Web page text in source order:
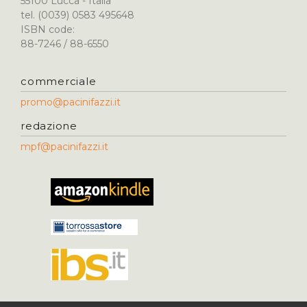
tel. (0039) 0583 495648
ISBN code:
88-7246 / 88-6550
commerciale
promo@pacinifazzi.it
redazione
mpf@pacinifazzi.it